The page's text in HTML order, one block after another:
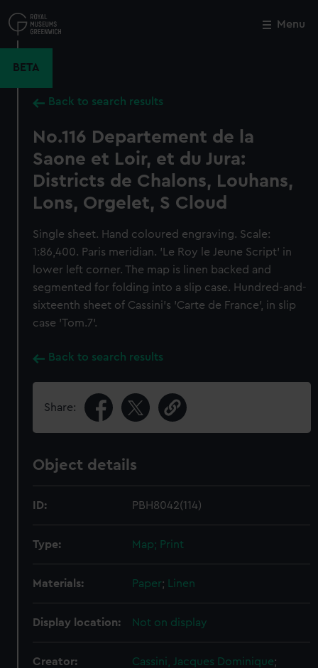
to
main
Menu
BETA
Back to search results
No.116 Departement de la
Saone et Loir, et du Jura:
Districts de Chalons, Louhans,
Lons, Orgelet, S Cloud
Single sheet. Hand coloured engraving. Scale:
1:86,400. Paris meridian. 'Le Roy le Jeune Script' in
lower left corner. The map is linen backed and
segmented for folding into a slip case. Hundred-and-
sixteenth sheet of Cassini's 'Carte de France', in slip
case 'Tom.7'.
Back to search results
Share:
Object details
ID: PBH8042(114)
Type: Map; Print
Materials: Paper; Linen
Display location: Not on display
Creator: Cassini, Jacques Dominique;
Close